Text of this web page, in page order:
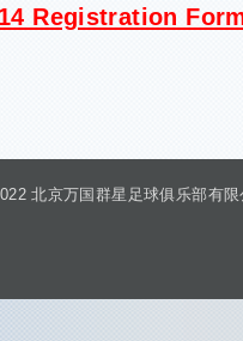
Registration
北京万国群星足球俱乐部有